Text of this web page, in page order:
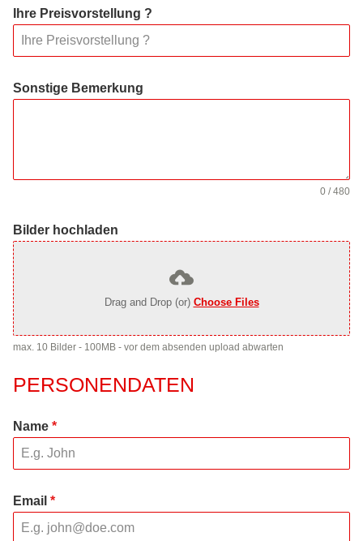
Ihre Preisvorstellung ?
Sonstige Bemerkung
0 / 480
Bilder hochladen
Drag and Drop (or) Choose Files
max. 10 Bilder - 100MB - vor dem absenden upload abwarten
PERSONENDATEN
Name *
Email *